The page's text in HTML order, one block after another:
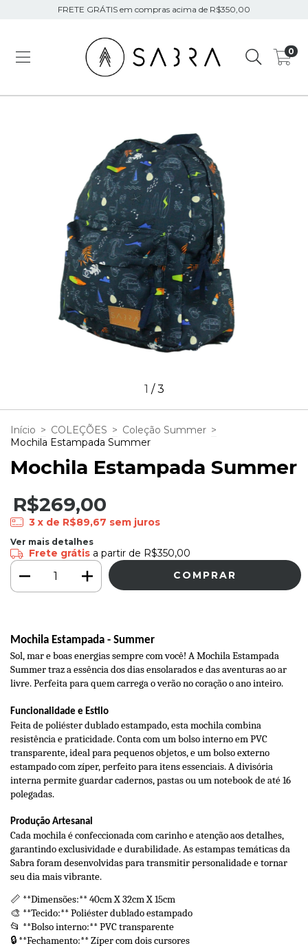
FRETE GRÁTIS em compras acima de R$350,00
0
1 /3
Início > COLEÇÕES > Coleção Summer >
Mochila Estampada Summer
Mochila Estampada Summer
R$269,00
3 x de R$89,67 sem juros
Ver mais detalhes
Frete grátis a partir de R$350,00
Mochila Estampada - Summer
Sol, mar e boas energias sempre com você! A Mochila Estampada
Summer traz a essência dos dias ensolarados e das aventuras ao ar
livre. Perfeita para quem carrega o verão no coração o ano inteiro.
Funcionalidade e Estilo
Feita de poliéster dublado estampado, esta mochila combina
resistência e praticidade. Conta com um bolso interno em PVC
transparente, ideal para pequenos objetos, e um bolso externo
estampado com zíper, perfeito para itens essenciais. A divisória
interna permite guardar cadernos, pastas ou um notebook de até 16
polegadas.
Produção Artesanal
Cada mochila é confeccionada com carinho e atenção aos detalhes,
garantindo exclusividade e durabilidade. As estampas temáticas da
Sabra foram desenvolvidas para transmitir personalidade e tornar
seu dia mais vibrante.
📏 **Dimensões:** 40cm X 32cm X 15cm
🎨 **Tecido:** Poliéster dublado estampado
📂 **Bolso interno:** PVC transparente
🔒 **Fechamento:** Zíper com dois cursores